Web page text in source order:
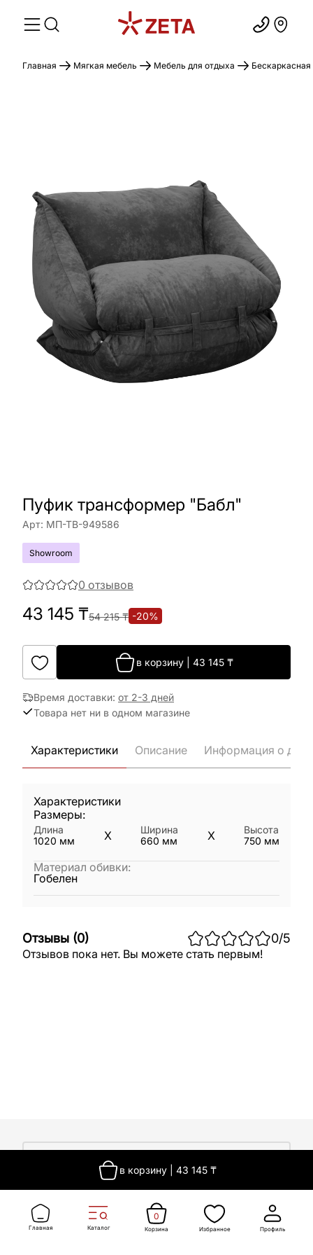
Главная Мягкая мебель Мебель для отдыха
Пуфик трансформер "Бабл"
Арт: МП-ТВ-949586
Showroom
0 отзывов
43 145 ₸54 215₸ -20%
в корзину 43 145 ₸
Время доставки: от 2-3 дней
Товара нет ни в одном магазине
в корзину| 43 145₸
Характеристики Описание Информация о
Характеристики
Размеры:
Длина
1020 мм X
Ширина
660 мм X
Высота
750 мм
Материал обивки:
Гобелен
Отзывы (0) 0/5
Отзывов пока нет. Вы можете стать первым!
Сертификаты
Новости
Доставка
Контакты
Главная Каталог
0
Корзина Избранное Профиль